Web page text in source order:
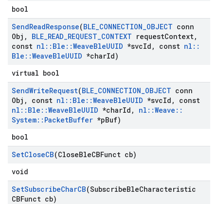
bool
SendReadResponse(BLE_CONNECTION_OBJECT conn
Obj , BLE_READ_REQUEST_CONTEXT requestContext,
const nl :: Ble ::WeaveBleUUID *svcId , const nl ::
Ble ::WeaveBleUUID *charId)
virtual bool
SendWriteRequest(BLE_CONNECTION_OBJECT conn
Obj , const nl :: Ble ::WeaveBleUUID *svcId ,
const
nl :: Ble ::WeaveBleUUID *charId , nl ::Weave ::
System:: PacketBuffer *pBuf)
bool
SetCloseCB(CloseBleCBFunct cb)
void
SetSubscribeCharCB(SubscribeBleCharacteristic
CBFunct cb)